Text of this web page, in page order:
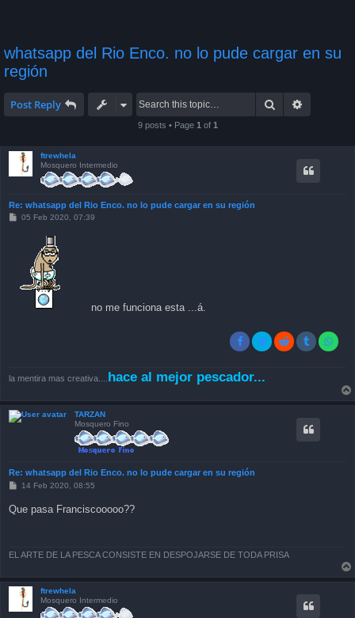
whatsapp del Rio Enco. no lo pude cargar en su
región
Post Reply Search
9 posts • Page 1 of 1
ftrewhela
Mosquero Intermedio
Re: whatsapp del Rio Enco. no lo pude cargar en su región
P05 Feb 2020, 07:39
no me funciona esta ...á.
la mentira mas creativa.... hace al mejor pescador...
TARZAN
Mosquero Fino
Re: whatsapp del Rio Enco. no lo pude cargar en su región
P
t
14 Feb 2020, 08:55
Que pasa Franciscooooo??
EL ARTE DE LA PESCA CONSISTE EN DESPOJARSE DE TODA PRISA
ftrewhela
Mosquero Intermedio